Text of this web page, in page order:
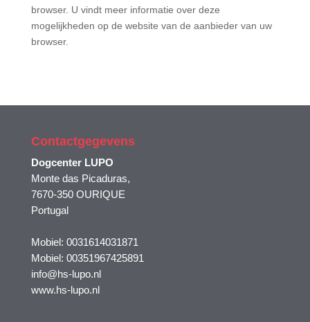
browser. U vindt meer informatie over deze
mogelijkheden op de website van de aanbieder van uw
browser.
Contactgegevens
Dogcenter LUPO
Monte das Picaduras,
7670-350 OURIQUE
Portugal
Mobiel: 0031614031871
Mobiel: 00351967425891
info@hs-lupo.nl
www.hs-lupo.nl